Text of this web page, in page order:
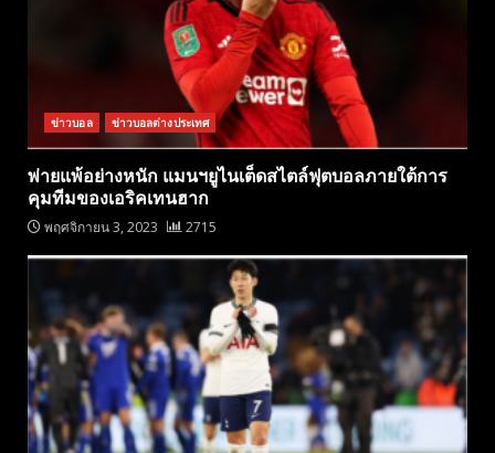
ข่าวบอล ข่าวบอลต่างประเทศ
พ่ายแพ้อย่างหนัก แมนฯยูไนเต็ดสไตล์ฟุตบอลภายใต้การ
คุมทีมของเอริคเทนฮาก
พฤศจิกายน 3, 2023 2715